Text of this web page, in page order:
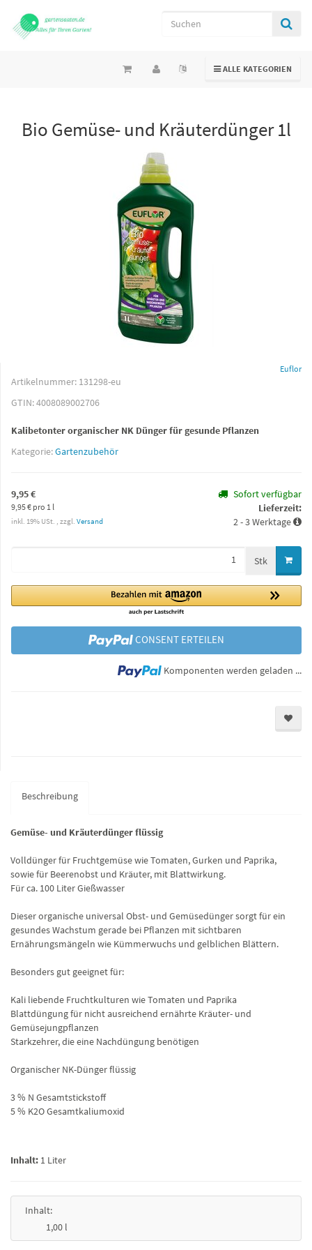
TOGGLE NAVIGATION
ALLE KATEGORIEN
Bio Gemüse- und Kräuterdünger 1l
Euflor
Artikelnummer: 131298-eu
GTIN:4008089002706
Kalibetonter organischer NK Dünger für gesunde Pflanzen
Kategorie:Gartenzubehör
9,95 €
9,95 € pro 1 l
inkl. 19% USt. , zzgl. Versand
Sofort verfügbar
Lieferzeit:
2 - 3 Werktage
Stk
CONSENT ERTEILEN
Komponenten werden geladen ...
Beschreibung
Gemüse- und Kräuterdünger flüssig
Volldünger für Fruchtgemüse wie Tomaten, Gurken und Paprika,
sowie für Beerenobst und Kräuter, mit Blattwirkung.
Für ca. 100 Liter Gießwasser
Dieser organische universal Obst- und Gemüsedünger sorgt für ein
gesundes Wachstum gerade bei Pflanzen mit sichtbaren
Ernährungsmängeln wie Kümmerwuchs und gelblichen Blättern.
Besonders gut geeignet für:
Kali liebende Fruchtkulturen wie Tomaten und Paprika
Blattdüngung für nicht ausreichend ernährte Kräuter- und
Gemüsejungpflanzen
Starkzehrer, die eine Nachdüngung benötigen
Organischer NK-Dünger flüssig
3 % N Gesamtstickstoff
5 % K2O Gesamtkaliumoxid
Inhalt: 1 Liter
Inhalt:
1,00 l